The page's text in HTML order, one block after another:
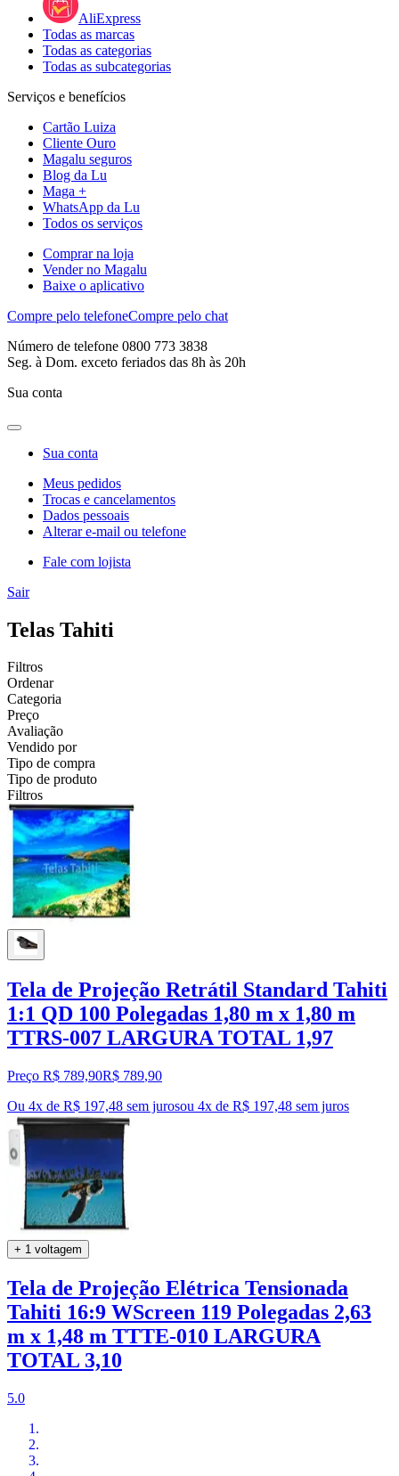
AliExpress
Todas as marcas
Todas as categorias
Todas as subcategorias
Serviços e benefícios
Cartão Luiza
Cliente Ouro
Magalu seguros
Blog da Lu
Maga +
WhatsApp da Lu
Todos os serviços
Comprar na loja
Vender no Magalu
Baixe o aplicativo
Compre pelo telefoneCompre pelo chat
Número de telefone 0800 773 3838
Seg. à Dom. exceto feriados das 8h às 20h
Sua conta
Sua conta
Meus pedidos
Trocas e cancelamentos
Dados pessoais
Alterar e-mail ou telefone
Fale com lojista
Sair
Telas Tahiti
Filtros
Ordenar
Categoria
Preço
Avaliação
Vendido por
Tipo de compra
Tipo de produto
Filtros
Tela de Projeção Retrátil Standard Tahiti
1:1 QD 100 Polegadas 1,80 m x 1,80 m
TTRS-007 LARGURA TOTAL 1,97
Preço R$ 789,90R$ 789,90
Ou 4x de R$ 197,48 sem jurosou 4x de R$ 197,48 sem juros
+ 1 voltagem
Tela de Projeção Elétrica Tensionada
Tahiti 16:9 WScreen 119 Polegadas 2,63
m x 1,48 m TTTE-010 LARGURA
TOTAL 3,10
5.0